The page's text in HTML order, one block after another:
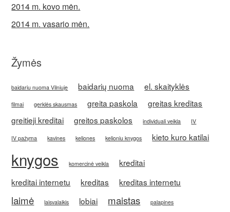
2014 m. kovo mėn.
2014 m. vasario mėn.
Žymės
baidariu nuoma Vilniuje baidarių nuoma el. skaityklės
filmai gerklės skausmas greita paskola
greitas kreditas
greitieji kreditai
greitos paskolos individuali veikla IV
IV pažyma kavines keliones kelioniu knygos kieto kuro katilai
knygos komercinė veikla
kreditai
kreditai internetu
kreditas kreditas internetu
laimė laisvalaikis lobiai maistas palapines